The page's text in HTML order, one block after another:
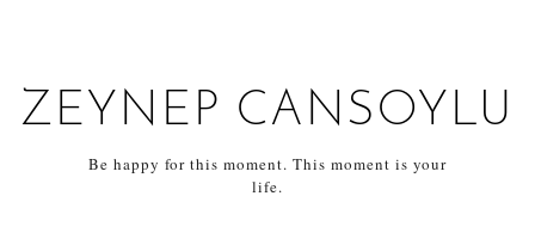
ZEYNEP CANSOYLU
Be happy for this moment. This moment is your
life.